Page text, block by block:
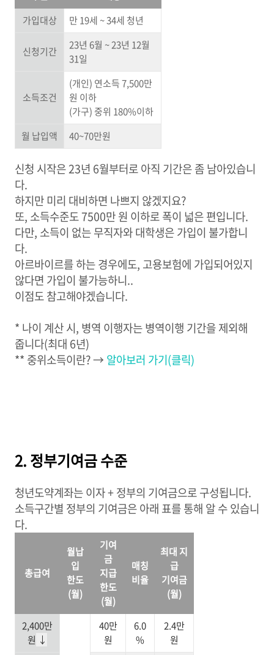
가입대상
만 19세 ~ 34세 청년
신청기간
23년 6월 ~ 23년 12월
31일
소득조건
(개인) 연소득 7,500만
원 이하
(가구) 중위 180%이하
월 납입액
40~70만원
신청 시작은 23년 6월부터로 아직 기간은 좀 남아있습니
다.
하지만 미리 대비하면 나쁘지 않겠지요?
또, 소득수준도 7500만 원 이하로 폭이 넓은 편입니다.
다만, 소득이 없는 무직자와 대학생은 가입이 불가합니
다.
아르바이르를 하는 경우에도, 고용보험에 가입되어있지
않다면 가입이 불가능하니..
이점도 참고해야겠습니다.
* 나이 계산 시, 병역 이행자는 병역이행 기간을 제외해
줍니다(최대 6년)
** 중위소득이란? → 알아보러 가기(클릭)
2. 정부기여금 수준
청년도약계좌는 이자 + 정부의 기여금으로 구성됩니다.
소득구간별 정부의 기여금은 아래 표를 통해 알 수 있습니
다.
총급여
월납
입
한도
(월)
기여
금
지급
한도
(월)
매칭
비율
최대 지
급
기여금
(월)
2,400만
원 ↓
40만
원
6.0
%
2.4만
원